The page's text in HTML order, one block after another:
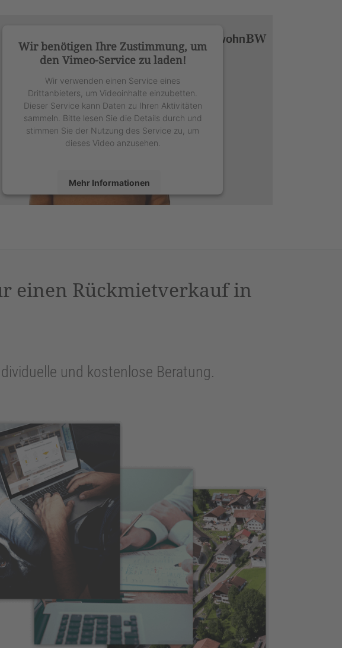
Wir benötigen Ihre Zustimmung, um
den Vimeo-Service zu laden!
Wir verwenden einen Service eines
Drittanbieters, um Videoinhalte einzubetten.
Dieser Service kann Daten zu Ihren Aktivitäten
sammeln. Bitte lesen Sie die Details durch und
stimmen Sie der Nutzung des Service zu, um
dieses Video anzusehen.
Mehr Informationen
einen Rückmietverkauf in
und kostenlose Beratung.